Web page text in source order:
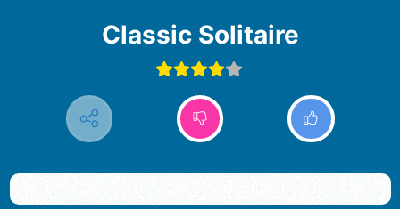
Classic Solitaire